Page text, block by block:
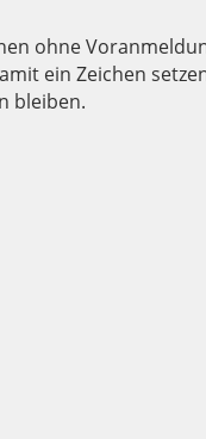
ohne
ein Zeichen
bleiben.